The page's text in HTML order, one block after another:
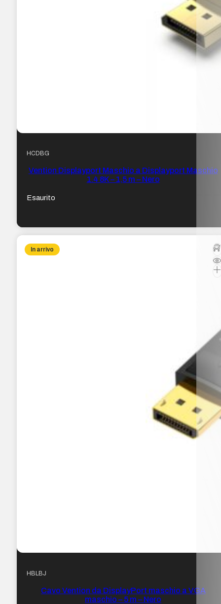
HCDBG
Vention Displayport Maschio a Displayport Maschio
1.4 8K – 1,5 m – Nero
Esaurito
In arrivo
HBLBJ
Cavo Vention da DisplayPort maschio a VGA
maschio – 5 m – Nero